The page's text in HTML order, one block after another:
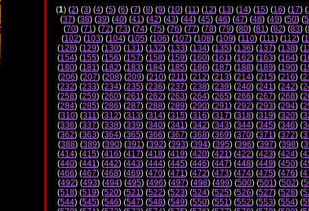
(1) (2) (3) (4) (5) (6) (7) (8) (9) (10) (11) (12) (13) (14) (15) (16) (17) (
(37) (38) (39) (40) (41) (42) (43) (44) (45) (46) (47) (48) (49) (50) (
(70) (71) (72) (73) (74) (75) (76) (77) (78) (79) (80) (81) (82) (83) (
(102) (103) (104) (105) (106) (107) (108) (109) (110) (111) (112) (
(128) (129) (130) (131) (132) (133) (134) (135) (136) (137) (138) (
(154) (155) (156) (157) (158) (159) (160) (161) (162) (163) (164) (
(180) (181) (182) (183) (184) (185) (186) (187) (188) (189) (190) (
(206) (207) (208) (209) (210) (211) (212) (213) (214) (215) (216) (
(232) (233) (234) (235) (236) (237) (238) (239) (240) (241) (242) (
(258) (259) (260) (261) (262) (263) (264) (265) (266) (267) (268) (
(284) (285) (286) (287) (288) (289) (290) (291) (292) (293) (294) (
(310) (311) (312) (313) (314) (315) (316) (317) (318) (319) (320) (
(336) (337) (338) (339) (340) (341) (342) (343) (344) (345) (346) (
(362) (363) (364) (365) (366) (367) (368) (369) (370) (371) (372) (
(388) (389) (390) (391) (392) (393) (394) (395) (396) (397) (398) (
(414) (415) (416) (417) (418) (419) (420) (421) (422) (423) (424) (
(440) (441) (442) (443) (444) (445) (446) (447) (448) (449) (450) (
(466) (467) (468) (469) (470) (471) (472) (473) (474) (475) (476) (
(492) (493) (494) (495) (496) (497) (498) (499) (500) (501) (502) (
(518) (519) (520) (521) (522) (523) (524) (525) (526) (527) (528) (
(544) (545) (546) (547) (548) (549) (550) (551) (552) (553) (554) (